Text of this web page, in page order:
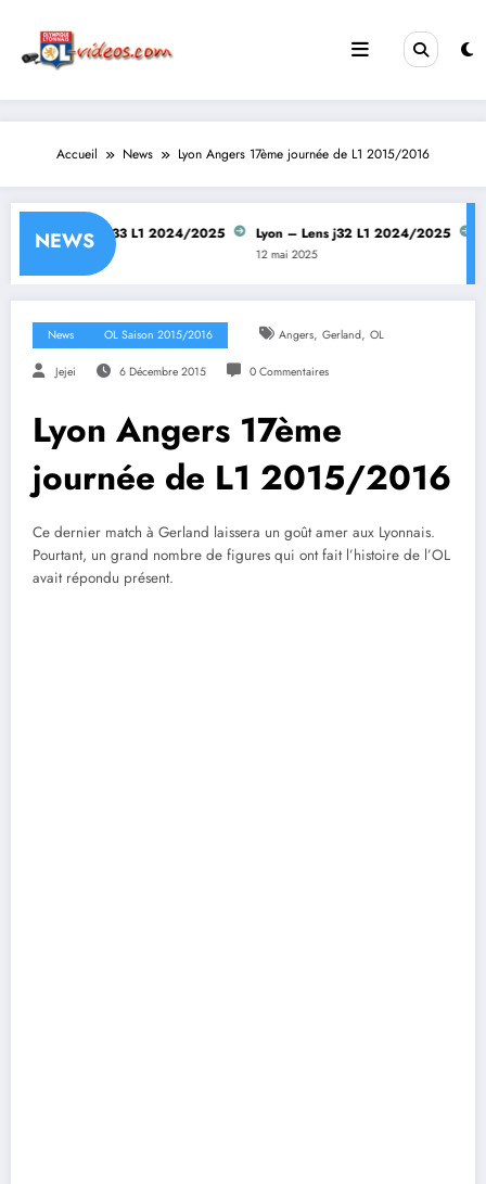
contenu
Accueil News Lyon Angers 17ème journée de L1 2015/2016
NEWS
Lyon – Lens j33 L1 2024/2025
12 mai 2025
Lyon – Lens j32 L1 2024/2025
12 mai 2025
News OL Saison 2015/2016 Angers, Gerland, OL
Jejei 6 Décembre 2015 0 Commentaires
Lyon Angers 17ème
journée de L1 2015/2016
Ce dernier match à Gerland laissera un goût amer aux Lyonnais.
Pourtant, un grand nombre de figures qui ont fait l’histoire de l’OL
avait répondu présent.